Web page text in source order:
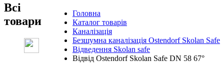
Головна
Каталог товарів
Каналізація
Безшумна каналізація Ostendorf Skolan Safe
Відведення Skolan safe
Відвід Ostendorf Skolan Safe DN 58 67°
Всі
товари